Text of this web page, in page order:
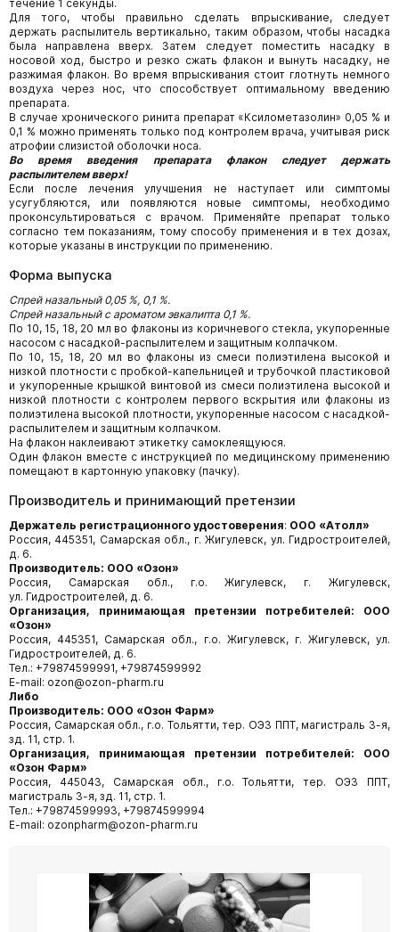
течение 1 секунды.
Для того, чтобы правильно сделать впрыскивание, следует
держать распылитель вертикально, таким образом, чтобы насадка
была направлена вверх. Затем следует поместить насадку в
носовой ход, быстро и резко сжать флакон и вынуть насадку, не
разжимая флакон. Во время впрыскивания стоит глотнуть немного
воздуха через нос, что способствует оптимальному введению
препарата.
В случае хронического ринита препарат «Ксилометазолин» 0,05 % и
0,1 % можно применять только под контролем врача, учитывая риск
атрофии слизистой оболочки носа.
Во время введения препарата флакон следует держать
распылителем вверх!
Если после лечения улучшения не наступает или симптомы
усугубляются, или появляются новые симптомы, необходимо
проконсультироваться с врачом. Применяйте препарат только
согласно тем показаниям, тому способу применения и в тех дозах,
которые указаны в инструкции по применению.
Форма выпуска
Спрей назальный 0,05 %, 0,1 %.
Спрей назальный с ароматом эвкалипта 0,1 %.
По 10, 15, 18, 20 мл во флаконы из коричневого стекла, укупоренные
насосом с насадкой-распылителем и защитным колпачком.
По 10, 15, 18, 20 мл во флаконы из смеси полиэтилена высокой и
низкой плотности с пробкой-капельницей и трубочкой пластиковой
и укупоренные крышкой винтовой из смеси полиэтилена высокой и
низкой плотности с контролем первого вскрытия или флаконы из
полиэтилена высокой плотности, укупоренные насосом с насадкой-
распылителем и защитным колпачком.
На флакон наклеивают этикетку самоклеящуюся.
Один флакон вместе с инструкцией по медицинскому применению
помещают в картонную упаковку (пачку).
Производитель и принимающий претензии
Держатель регистрационного удостоверения: ООО «Атолл»
Россия, 445351, Самарская обл., г. Жигулевск, ул. Гидростроителей,
д. 6.
Производитель: ООО «Озон»
Россия, Самарская обл., г.о. Жигулевск, г. Жигулевск,
ул. Гидростроителей, д. 6.
Организация, принимающая претензии потребителей: ООО
«Озон»
Россия, 445351, Самарская обл., г.о. Жигулевск, г. Жигулевск, ул.
Гидростроителей, д. 6.
Тел.: +79874599991, +79874599992
E-mail: ozon@ozon-pharm.ru
Либо
Производитель: ООО «Озон Фарм»
Россия, Самарская обл., г.о. Тольятти, тер. ОЭЗ ППТ, магистраль 3-я,
зд. 11, стр. 1.
Организация, принимающая претензии потребителей: ООО
«Озон Фарм»
Россия, 445043, Самарская обл., г.о. Тольятти, тер. ОЭЗ ППТ,
магистраль 3-я, зд. 11, стр. 1.
Тел.: +79874599993, +79874599994
E-mail: ozonpharm@ozon-pharm.ru